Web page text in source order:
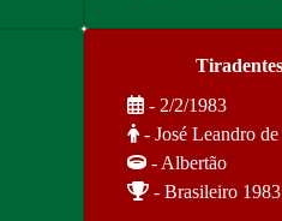
- 2/2/1983
- José Leandro de
- Albertão
- Brasileiro 1983